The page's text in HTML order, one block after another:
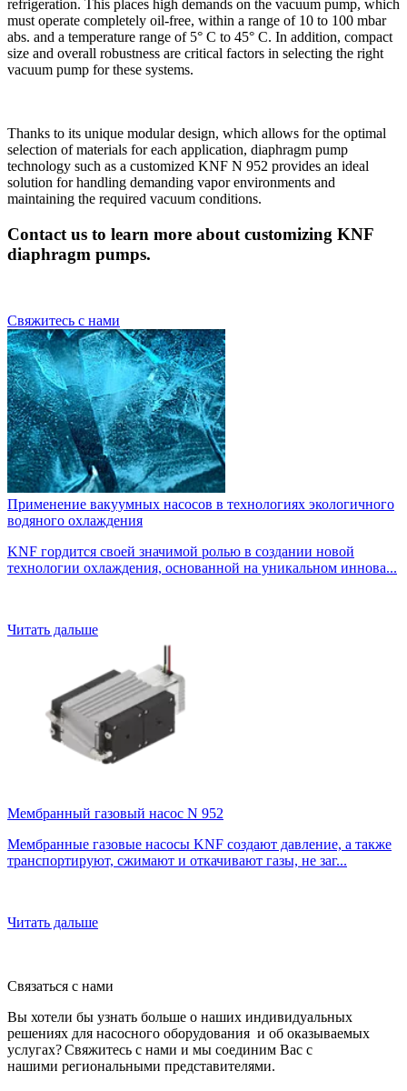
refrigeration. This places high demands on the vacuum pump, which
must operate completely oil-free, within a range of 10 to 100 mbar
abs. and a temperature range of 5° C to 45° C. In addition, compact
size and overall robustness are critical factors in selecting the right
vacuum pump for these systems.
Thanks to its unique modular design, which allows for the optimal
selection of materials for each application, diaphragm pump
technology such as a customized KNF N 952 provides an ideal
solution for handling demanding vapor environments and
maintaining the required vacuum conditions.
Contact us to learn more about customizing KNF
diaphragm pumps.
Свяжитесь с нами
Применение вакуумных насосов в технологиях экологичного
водяного охлаждения
KNF гордится своей значимой ролью в создании новой
технологии охлаждения, основанной на уникальном иннова...
Читать дальше
Мембранный газовый насос N 952
Мембранные газовые насосы KNF создают давление, а также
транспортируют, сжимают и откачивают газы, не заг...
Читать дальше
Связаться с нами
Вы хотели бы узнать больше о наших индивидуальных
решениях для насосного оборудования и об оказываемых
услугах? Свяжитесь с нами и мы соединим Вас с
нашими региональными представителями.